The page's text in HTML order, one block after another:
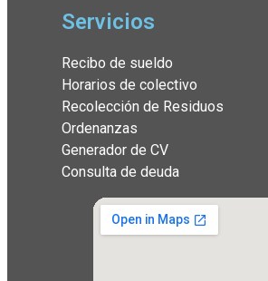
Servicios
Recibo de sueldo
Horarios de colectivo
Recolección de Residuos
Ordenanzas
Generador de CV
Consulta de deuda